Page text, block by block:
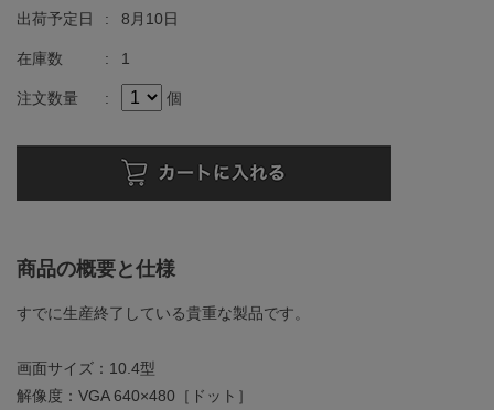
出荷予定日 : 8月10日
在庫数 : 1
注文数量 : 個
商品の概要と仕様
すでに生産終了している貴重な製品です。
画面サイズ：10.4型
解像度：VGA 640×480［ドット］